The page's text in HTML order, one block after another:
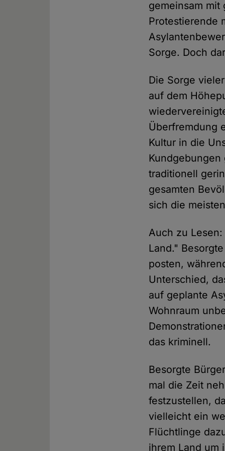
gemeinsam mit
Protestierende
Sorge. Doch
Die Sorge
auf dem
Überfremdung
Kultur in die
traditionell
gesamten
sich die
Auch zu
Land."
posten,
Unterschied,
auf geplante
Wohnraum
das kriminell.
Besorgte
mal die Zeit
festzustellen,
vielleicht ein
Flüchtlinge
ihrem Land um